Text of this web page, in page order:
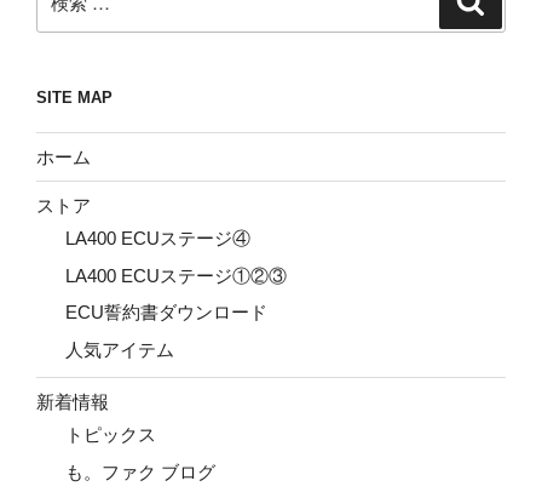
索:
SITE MAP
ホーム
ストア
LA400 ECUステージ④
LA400 ECUステージ①②③
ECU誓約書ダウンロード
人気アイテム
新着情報
トピックス
も。ファク ブログ